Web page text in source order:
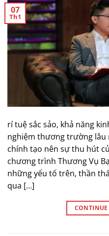
07
Th1
rí tuệ sắc sảo, khả năng
nghiệm thương trường lâu
chính tạo nên sự thu hút
chương trình Thương Vụ
những yếu tố trên, thần
qua […]
CONTINUE